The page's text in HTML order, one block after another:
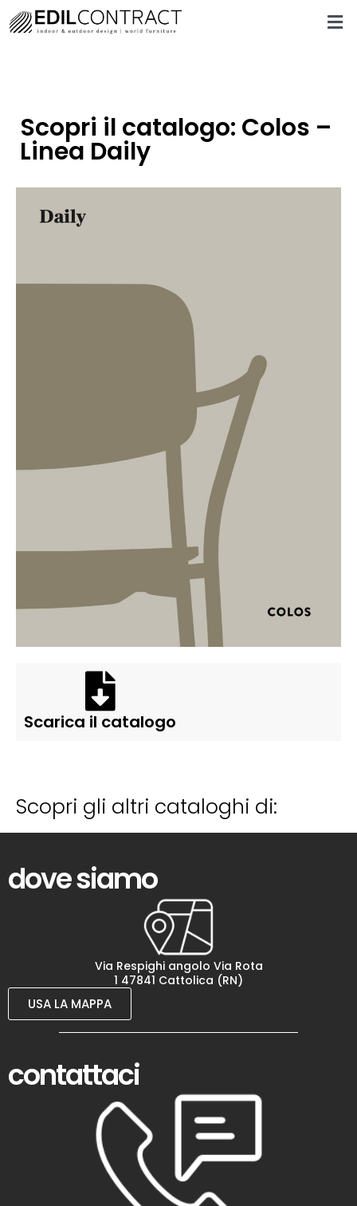
Scopri il catalogo: Colos –
Linea Daily
Scarica il catalogo
Scopri gli altri cataloghi di:
dove siamo
Via Respighi angolo Via Rota
1 47841 Cattolica (RN)
USA LA MAPPA
contattaci